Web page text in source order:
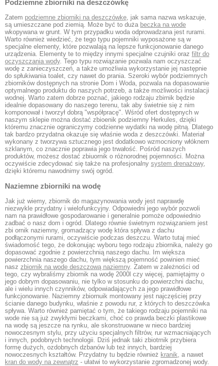
Podziemne zbiorniki na deszczówkę
Zatem podziemne zbiorniki na deszczówkę, jak sama nazwa wskazuje,
są umieszczane pod ziemią. Może być to duża beczka na wode
wkopywana w grunt. W tym przypadku woda odprowadzana jest rurami.
Warto również wiedzieć, że tego typu pojemniki wyposażone są w
specjalne elementy, które pozwalają na lepsze funkcjonowanie danego
urządzenia. Elementy te to między innymi specjalne czujniki oraz filtr do
oczyszczania wody. Tego typu rozwiązanie pozwala nam oczyszczać
wodę z zanieczyszczeń, a także umożliwia wykorzystanie jej następnie
do spłukiwania toalet, czy nawet do prania. Szeroki wybór podziemnych
zbiorników dostępnych na stronie Dom i Woda, pozwala na dopasowanie
optymalnego produktu do naszych potrzeb, a także możliwości instalacji
wodnej. Warto zatem dobrze poznać, jakiego rodzaju zbirnik będzie
idealnie dopasowany do naszego terenu, tak aby świetnie się z nim
komponował i tworzył dobrą "współpracę". Wśród ofert dostępnych w
naszym sklepie można dostać zbioenik podziemny Herkules, dzięki
któremu znacznie ograniczymy codzienne wydatki na wodę pitną. Dlatego
tak bardzo przydatna okazuje się właśnie woda z deszczówki. Materiał
wykonany z tworzywa sztucznego jest dodatkowo wzmocniony włóknem
szklanym, co znacznie poprawia jego trwałość. Pośród naszych
produktów, możesz dostać zbiuornik o różnorodnej pojemności. Można
oczywiście zdecydować się także na profesjonalny system drenażowy,
dzięki któremu nawodnimy swój ogród.
Naziemne zbiorniki na wodę
Jak już wiemy, zbiornik do magazynowania wody jest naprawdę
niezwykle przydatny i wielofunkcyjny. Odpowiedni jego wybór pozwoli
nam na prawidłowe gospodarowanie i generalnie pomoże odpowiednio
zadbać o nasz dom i ogród. Dlatego równie świetnym rozwiązaniem jest
zbi ornik naziemny, gromadzący wodę która spływa z dachu
podłączonymi rurami, oczywiście podczas deszczu. Warto tutaj mieć
świadomość tego, że dokonując wyboru tego rodzaju zbiornika, należy go
dopasować zgodnie z powierzchnią naszego dachu. Im większa
powierzchnia naszego dachu, tym większą pojemność powinien mieć
nasz zbiornik na wodę deszczową naziemny. Zatem w zależności od
tego, czy wybraliśmy zbiornik na wodę 2000l czy więcej, pamiętajmy o
jego dobrym dopasowaniu, nie tylko w stosunku do powierzchni dachu,
ale i wielu innych czynników, odpowiadających za jego prawidłowe
funkcjonowanie. Naziemny zbiornuik montowany jest najczęściej przy
ścianie danego budynku, właśnie z powodu rur, z których to deszczówka
spływa. Warto również pamiętać o tym, że takiego rodzaju pojemniki na
wode nie są już zwykłymi beczkami, choć co prawda beczki plastikowe
na wodę są jeszcze na rynku, ale skonstruowane w nieco bardziej
nowoczesnym stylu, przy użyciu specjalnych filtrów, rur wzmacniających
i innych, podobnych technologii. Dziś jednak taki zbiotrnik przybiera
formę dużych, ozdobnych dzbanów lub też innych, bardziej
nowoczesnych kształtów. Przydatny tu będzie również kranik, a nawet
kran do wody na zewnątrz - ułatwi to wykorzystanie zgromadzonej wody.